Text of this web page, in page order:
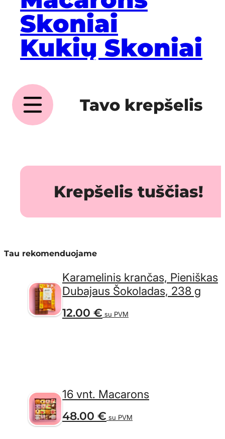
Skoniai
Kukių Skoniai
Tavo krepšelis
Krepšelis tuščias!
Tau rekomenduojame
Karamelinis krančas, Pieniškas
Dubajaus Šokoladas, 238 g
12.00 € su PVM
16 vnt. Macarons
48.00 € su PVM